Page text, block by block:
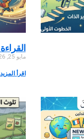
مايو 25, 2026
اقرأ